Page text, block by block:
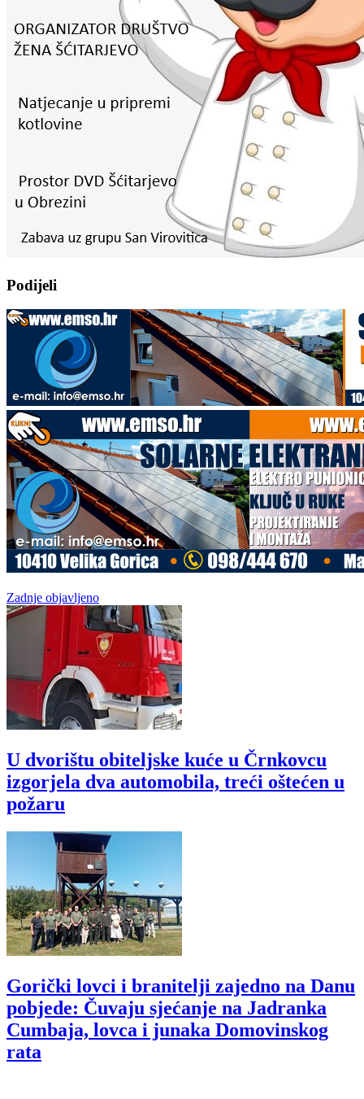
Podijeli
Zadnje objavljeno
U dvorištu obiteljske kuće u Črnkovcu
izgorjela dva automobila, treći oštećen u
požaru
Gorički lovci i branitelji zajedno na Danu
pobjede: Čuvaju sjećanje na Jadranka
Cumbaja, lovca i junaka Domovinskog
rata